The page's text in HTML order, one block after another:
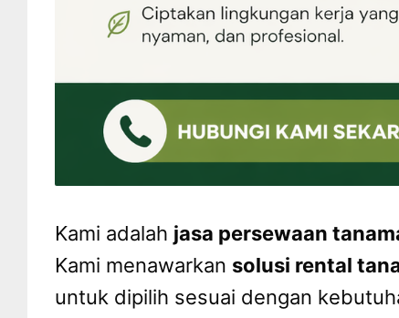
Kami adalah jasa persewaan
Kami menawarkan solusi rental
untuk dipilih sesuai dengan